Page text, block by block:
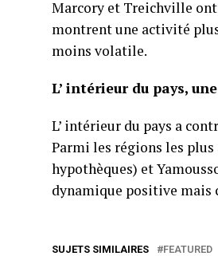
Marcory et Treichville ont
montrent une activité
moins volatile.
L’ intérieur du pays,
L’ intérieur du pays a
Parmi les régions les plus
hypothèques) et
dynamique positive mais
SUJETS SIMILAIRES FEATURED